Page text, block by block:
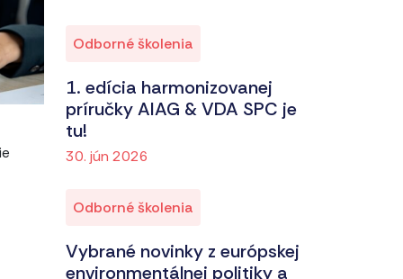
Odborné školenia
1. edícia harmonizovanej
príručky AIAG & VDA SPC je
tu!
30. jún 2026
Odborné školenia
Vybrané novinky z európskej
environmentálnej politiky a